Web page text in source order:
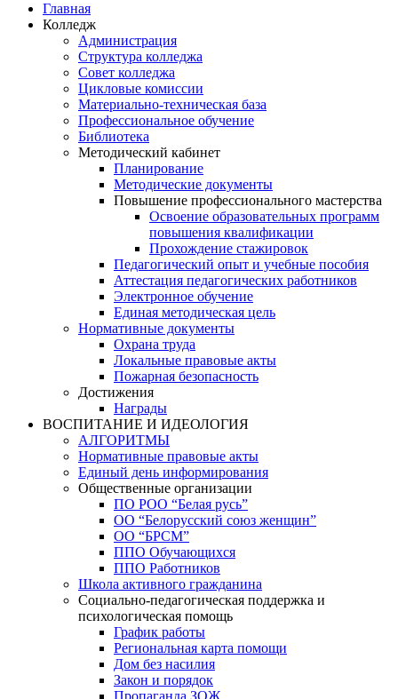
Главная
Колледж
Администрация
Структура колледжа
Совет колледжа
Цикловые комиссии
Материально-техническая база
Профессиональное обучение
Библиотека
Методический кабинет
Планирование
Методические документы
Повышение профессионального мастерства
Освоение образовательных программ
повышения квалификации
Прохождение стажировок
Педагогический опыт и учебные пособия
Аттестация педагогических работников
Электронное обучение
Единая методическая цель
Нормативные документы
Охрана труда
Локальные правовые акты
Пожарная безопасность
Достижения
Награды
ВОСПИТАНИЕ И ИДЕОЛОГИЯ
АЛГОРИТМЫ
Нормативные правовые акты
Единый день информирования
Общественные организации
ПО РОО “Белая русь”
ОО “Белорусский союз женщин”
ОО “БРСМ”
ППО Обучающихся
ППО Работников
Школа активного гражданина
Социально-педагогическая поддержка и
психологическая помощь
График работы
Региональная карта помощи
Дом без насилия
Закон и порядок
Пропаганда ЗОЖ